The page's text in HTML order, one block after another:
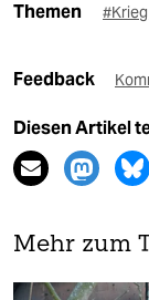
Themen
Feedback
Diesen Artikel
Mehr zum